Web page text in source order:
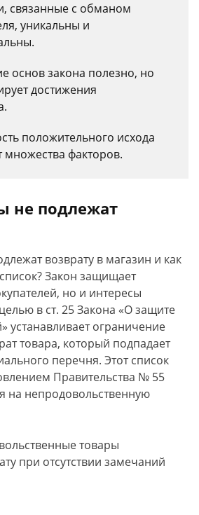
связанные с обманом
уникальны и
основ закона полезно, но
достижения
положительного исхода
множества факторов.
не подлежат
возврату в магазин и как
Закон защищает
но и интересы
в ст. 25 Закона «О защите
устанавливает ограничение
товара, который подпадает
перечня. Этот список
Правительства № 55
на непродовольственную
товары
при отсутствии замечаний